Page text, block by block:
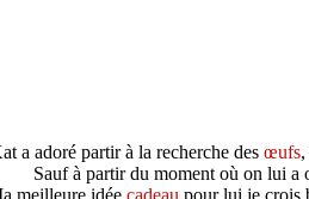
a adoré partir à la recherche des œufs,
Sauf à partir du moment où on lui a
meilleure idée cadeau pour lui je crois